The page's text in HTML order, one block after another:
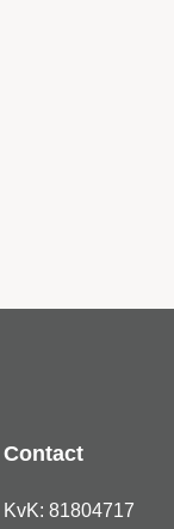
Contact
KvK: 81804717